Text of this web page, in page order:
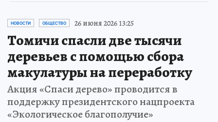
НОВОСТИ ОБЩЕСТВО 26 июня 2026 13:25
Томичи спасли две тысячи
деревьев с помощью сбора
макулатуры на переработку
Акция «Спаси дерево» проводится в
поддержку президентского нацпроекта
«Экологическое благополучие»